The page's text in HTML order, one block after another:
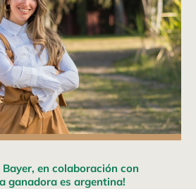
en colaboración con
ganadora es argentina!